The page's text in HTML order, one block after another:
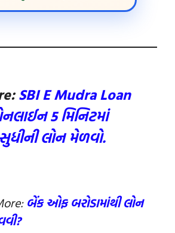
SBI E Mudra Loan
5 મિનિટમાં
લોન મેળવો.
બેંક ઓફ બરોડામાંથી લોન